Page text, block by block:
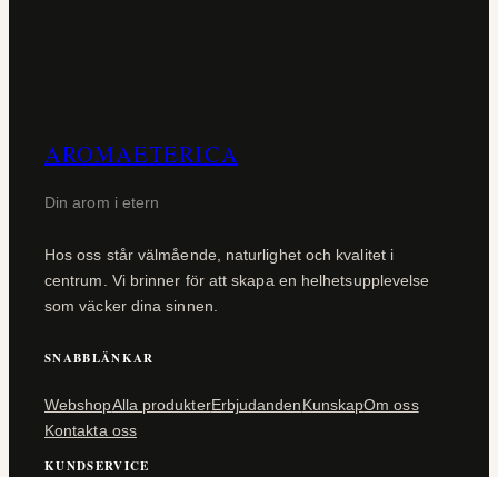
AROMAETERICA
Din arom i etern
Hos oss står välmående, naturlighet och kvalitet i
centrum. Vi brinner för att skapa en helhetsupplevelse
som väcker dina sinnen.
SNABBLÄNKAR
WebshopAlla produkterErbjudandenKunskapOm oss
Kontakta oss
KUNDSERVICE